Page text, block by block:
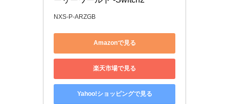
NXS-P-ARZGB
Amazonで見る
楽天市場で見る
Yahoo!ショッピングで見る